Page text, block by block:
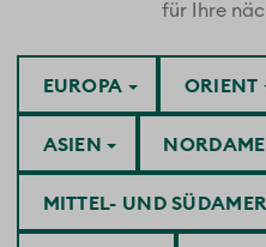
für Ihre
ASIEN
EUROPA
MITTEL- UND
ORIENT